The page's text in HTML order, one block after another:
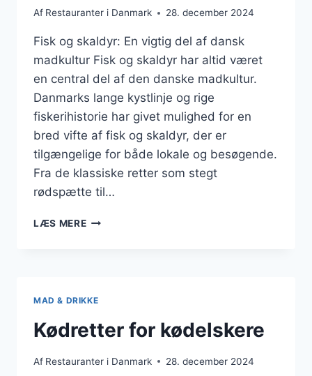
Af Restauranter i Danmark 28. december 2024
Fisk og skaldyr: En vigtig del af dansk
madkultur Fisk og skaldyr har altid været
en central del af den danske madkultur.
Danmarks lange kystlinje og rige
fiskerihistorie har givet mulighed for en
bred vifte af fisk og skaldyr, der er
tilgængelige for både lokale og besøgende.
Fra de klassiske retter som stegt
rødspætte til…
LÆS MEREFISK
MAD & DRIKKE
Kødretter for kødelskere
Af Restauranter i Danmark 28. december 2024